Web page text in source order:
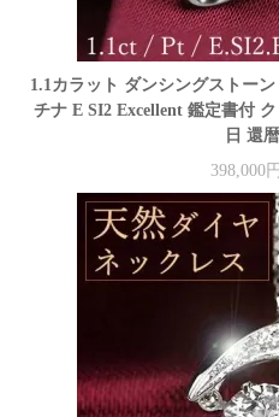
1.1カラット ダンシングストー
チナ E SI2 Excellent 鑑定書付
日 還
398,000